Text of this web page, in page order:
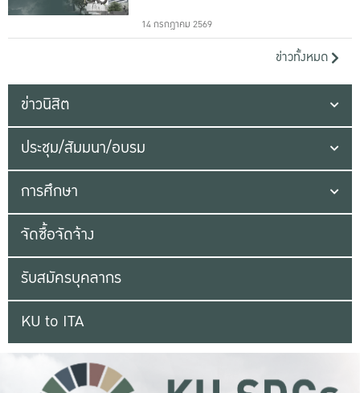
14 กรกฎาคม 2569
ข่าวทั้งหมด
ข่าวนิสิต
ประชุม/สัมมนา/อบรม
การศึกษา
จัดซื้อจัดจ้าง
รับสมัครบุคลากร
KU to ITA